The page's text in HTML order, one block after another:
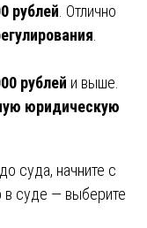
рублей . Отлично
рублей и выше.
юридическую
суда, начните с
в суде — выберите